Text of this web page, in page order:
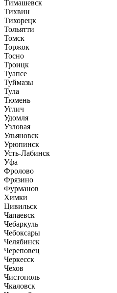
Тимашевск
Тихвин
Тихорецк
Тольятти
Томск
Торжок
Тосно
Троицк
Туапсе
Туймазы
Тула
Тюмень
Углич
Удомля
Узловая
Ульяновск
Урюпинск
Усть-Лабинск
Уфа
Фролово
Фрязино
Фурманов
Химки
Цивильск
Чапаевск
Чебаркуль
Чебоксары
Челябинск
Череповец
Черкесск
Чехов
Чистополь
Чкаловск